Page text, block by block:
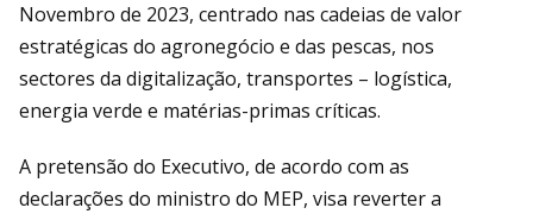
Novembro de 2023, centrado nas cadeias de valor
estratégicas do agronegócio e das pescas, nos
sectores da digitalização, transportes – logística,
energia verde e matérias-primas críticas.
A pretensão do Executivo, de acordo com as
declarações do ministro do MEP, visa reverter a